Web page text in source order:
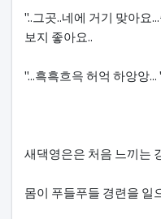
"..그곳..네에 거기 맞아요
보지 좋아요..
"...흑흑흐윽 허억 하앙앙...
새댁영은은 처음 느끼는
몸이 푸들푸들 경련을 일